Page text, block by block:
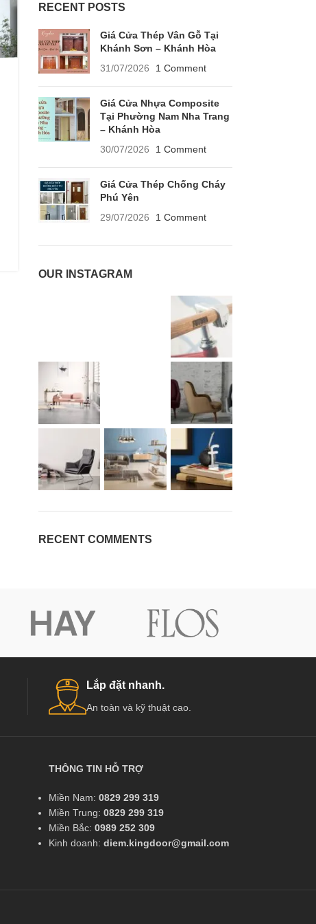
RECENT POSTS
Giá Cửa Thép Vân Gỗ Tại
Khánh Sơn – Khánh Hòa
31/07/2026
1 Comment
Giá Cửa Nhựa Composite
Tại Phường Nam Nha Trang
– Khánh Hòa
30/07/2026
1 Comment
Giá Cửa Thép Chống Cháy
Phú Yên
29/07/2026
1 Comment
OUR INSTAGRAM
RECENT COMMENTS
Lắp đặt nhanh.
An toàn và kỹ thuật cao.
THÔNG TIN HỖ TRỢ
Miền Nam: 0829 299 319
Miền Trung: 0829 299 319
Miền Bắc: 0989 252 309
Kinh doanh: diem.kingdoor@gmail.com